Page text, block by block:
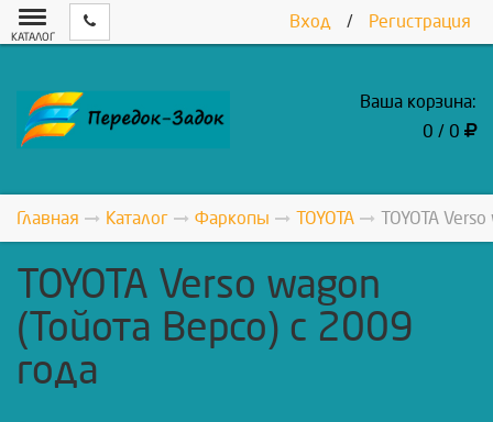
Вход / Регистрация
КАТАЛОГ
Ваша корзина:
0 / 0
Главная Каталог Фаркопы TOYOTA TOYOTA
TOYOTA Verso wagon
(Тойота Версо) с 2009
года